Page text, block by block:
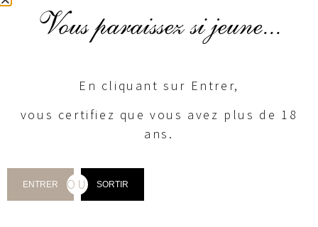
Nos Expériences
Vous paraissez si jeune...
En cliquant sur Entrer,
vous certifiez que vous avez plus de 18
ans.
ENTRER OU SORTIR